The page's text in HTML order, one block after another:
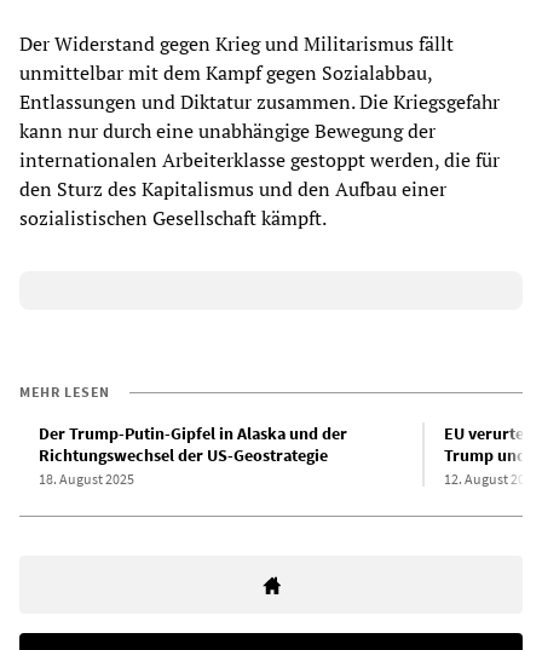
Der Widerstand gegen Krieg und Militarismus fällt
unmittelbar mit dem Kampf gegen Sozialabbau,
Entlassungen und Diktatur zusammen. Die Kriegsgefahr
kann nur durch eine unabhängige Bewegung der
internationalen Arbeiterklasse gestoppt werden, die für
den Sturz des Kapitalismus und den Aufbau einer
sozialistischen Gesellschaft kämpft.
MEHR LESEN
Der Trump-Putin-Gipfel in Alaska und der
Richtungswechsel der US-Geostrategie
18. August 2025
EU
Trump und
12. August 2025